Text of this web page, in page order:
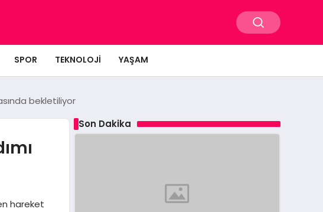
SPOR TEKNOLOJI YAŞAM
bekletiliyor
hareket
Son Dakika